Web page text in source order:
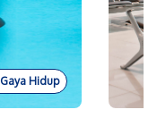
Gaya Hidup